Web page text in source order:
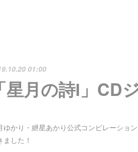
01:00
星月の詩Ⅰ」CD
ゆかり・紲星あかり公式コンピレーショ
ました！